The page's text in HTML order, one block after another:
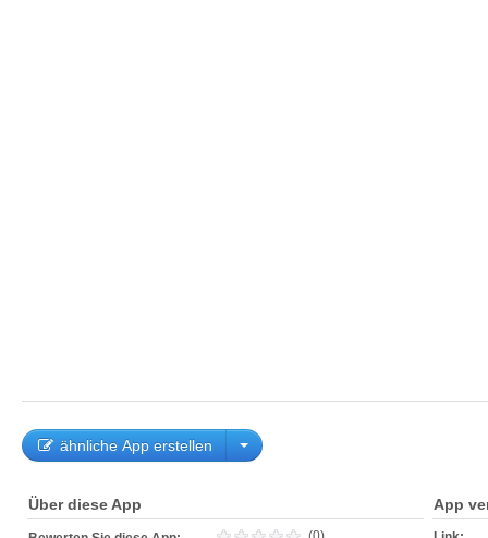
ähnliche App erstellen
Über diese App App